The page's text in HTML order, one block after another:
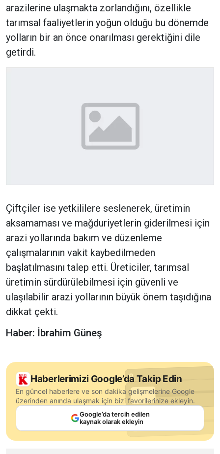
arazilerine ulaşmakta zorlandığını, özellikle
tarımsal faaliyetlerin yoğun olduğu bu dönemde
yolların bir an önce onarılması gerektiğini dile
getirdi.
Çiftçiler ise yetkililere seslenerek, üretimin
aksamaması ve mağduriyetlerin giderilmesi için
arazi yollarında bakım ve düzenleme
çalışmalarının vakit kaybedilmeden
başlatılmasını talep etti. Üreticiler, tarımsal
üretimin sürdürülebilmesi için güvenli ve
ulaşılabilir arazi yollarının büyük önem taşıdığına
dikkat çekti.
Haber: İbrahim Güneş
Haberlerimizi Google’da Takip Edin
En güncel haberlere ve son dakika gelişmelerine Google
üzerinden anında ulaşmak için bizi favorilerinize ekleyin.
Google’da tercih edilen
kaynak olarak ekleyin